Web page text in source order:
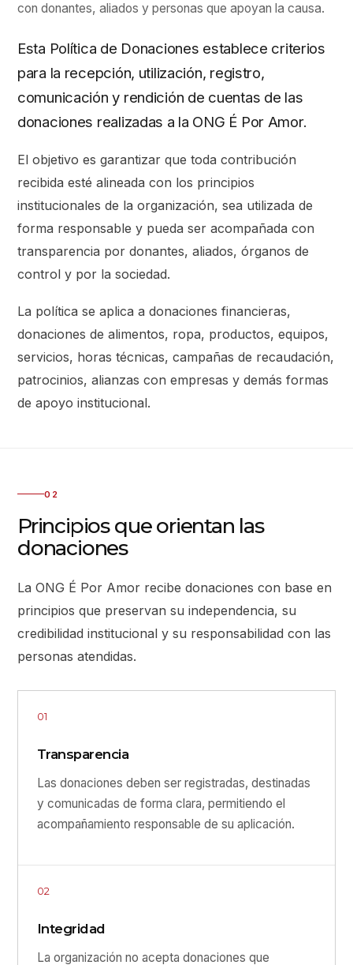
con donantes, aliados y personas que apoyan la causa.
Esta Política de Donaciones establece criterios
para la recepción, utilización, registro,
comunicación y rendición de cuentas de las
donaciones realizadas a la ONG É Por Amor.
El objetivo es garantizar que toda contribución
recibida esté alineada con los principios
institucionales de la organización, sea utilizada de
forma responsable y pueda ser acompañada con
transparencia por donantes, aliados, órganos de
control y por la sociedad.
La política se aplica a donaciones financieras,
donaciones de alimentos, ropa, productos, equipos,
servicios, horas técnicas, campañas de recaudación,
patrocinios, alianzas con empresas y demás formas
de apoyo institucional.
02
Principios que orientan las
donaciones
La ONG É Por Amor recibe donaciones con base en
principios que preservan su independencia, su
credibilidad institucional y su responsabilidad con las
personas atendidas.
01
Transparencia
Las donaciones deben ser registradas, destinadas
y comunicadas de forma clara, permitiendo el
acompañamiento responsable de su aplicación.
02
Integridad
La organización no acepta donaciones que